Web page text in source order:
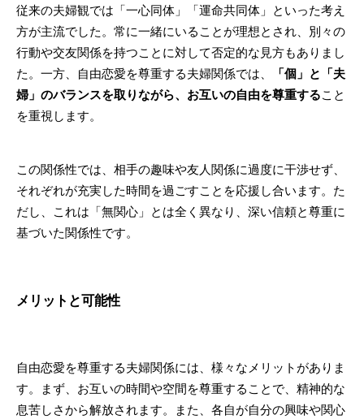
従来の夫婦観では「一心同体」「運命共同体」といった考え
方が主流でした。常に一緒にいることが理想とされ、別々の
行動や交友関係を持つことに対して否定的な見方もありまし
た。一方、自由恋愛を尊重する夫婦関係では、
「個」と「夫
婦」のバランスを取りながら、お互いの自由を尊重すること
を重視します。
この関係性では、相手の趣味や友人関係に過度に干渉せず、
それぞれが充実した時間を過ごすことを応援し合います。た
だし、これは「無関心」とは全く異なり、深い信頼と尊重に
基づいた関係性です。
メリットと可能性
自由恋愛を尊重する夫婦関係には、様々なメリットがありま
す。まず、お互いの時間や空間を尊重することで、精神的な
息苦しさから解放されます。また、各自が自分の興味や関心